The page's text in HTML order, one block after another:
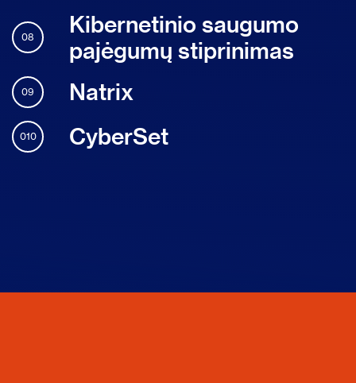
08
Kibernetinio saugumo
pajėgumų stiprinimas
09 Natrix
010 CyberSet